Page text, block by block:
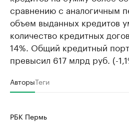
сравнению с аналогичным
объем выданных кредитов
количество кредитных
14%. Общий кредитный
превысил 617 млрд руб. (-
АвторыТеги
РБК Пермь